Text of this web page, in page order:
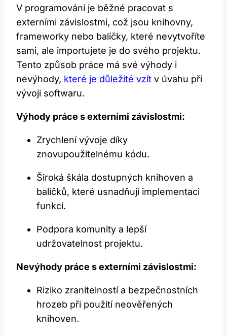
V programování je běžné pracovat s
externími závislostmi, což jsou knihovny,
frameworky nebo balíčky, které nevytvoříte
sami, ale importujete je do svého projektu.
Tento způsob práce má své výhody i
nevýhody, které je důležité vzít v úvahu při
vývoji softwaru.
Výhody práce s externími závislostmi:
Zrychlení vývoje díky
znovupoužitelnému kódu.
Široká škála dostupných knihoven a
balíčků, které usnadňují implementaci
funkcí.
Podpora komunity a lepší
udržovatelnost projektu.
Nevýhody práce s externími závislostmi:
Riziko zranitelností a bezpečnostních
hrozeb při použití neověřených
knihoven.